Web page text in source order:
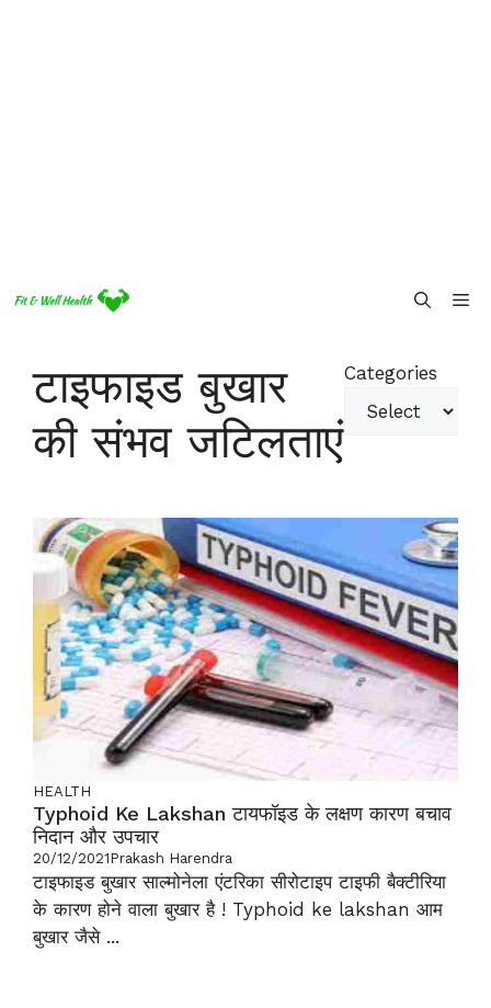
टाइफाइड बुखार
की संभव जटिलताएं
Categories
HEALTH
Typhoid Ke Lakshan टायफॉइड के लक्षण कारण बचाव
निदान और उपचार
20/12/2021Prakash Harendra
टाइफाइड बुखार साल्मोनेला एंटरिका सीरोटाइप टाइफी बैक्टीरिया
के कारण होने वाला बुखार है ! Typhoid ke lakshan आम
बुखार जैसे ...